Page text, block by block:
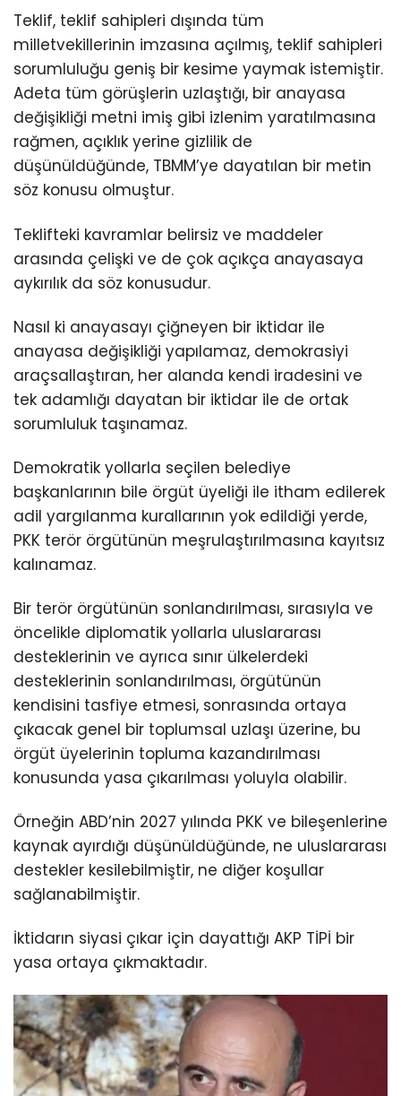
Teklif, teklif sahipleri dışında tüm
milletvekillerinin imzasına açılmış, teklif sahipleri
sorumluluğu geniş bir kesime yaymak istemiştir.
Adeta tüm görüşlerin uzlaştığı, bir anayasa
değişikliği metni imiş gibi izlenim yaratılmasına
rağmen, açıklık yerine gizlilik de
düşünüldüğünde, TBMM’ye dayatılan bir metin
söz konusu olmuştur.
Teklifteki kavramlar belirsiz ve maddeler
arasında çelişki ve de çok açıkça anayasaya
aykırılık da söz konusudur.
Nasıl ki anayasayı çiğneyen bir iktidar ile
anayasa değişikliği yapılamaz, demokrasiyi
araçsallaştıran, her alanda kendi iradesini ve
tek adamlığı dayatan bir iktidar ile de ortak
sorumluluk taşınamaz.
Demokratik yollarla seçilen belediye
başkanlarının bile örgüt üyeliği ile itham edilerek
adil yargılanma kurallarının yok edildiği yerde,
PKK terör örgütünün meşrulaştırılmasına kayıtsız
kalınamaz.
Bir terör örgütünün sonlandırılması, sırasıyla ve
öncelikle diplomatik yollarla uluslararası
desteklerinin ve ayrıca sınır ülkelerdeki
desteklerinin sonlandırılması, örgütünün
kendisini tasfiye etmesi, sonrasında ortaya
çıkacak genel bir toplumsal uzlaşı üzerine, bu
örgüt üyelerinin topluma kazandırılması
konusunda yasa çıkarılması yoluyla olabilir.
Örneğin ABD’nin 2027 yılında PKK ve bileşenlerine
kaynak ayırdığı düşünüldüğünde, ne uluslararası
destekler kesilebilmiştir, ne diğer koşullar
sağlanabilmiştir.
İktidarın siyasi çıkar için dayattığı AKP TİPİ bir
yasa ortaya çıkmaktadır.